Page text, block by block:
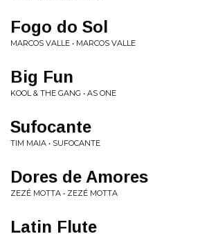
Fogo do Sol
MARCOS VALLE • MARCOS VALLE
Big Fun
KOOL & THE GANG • AS ONE
Sufocante
TIM MAIA • SUFOCANTE
Dores de Amores
ZEZÉ MOTTA • ZEZÉ MOTTA
Latin Flute